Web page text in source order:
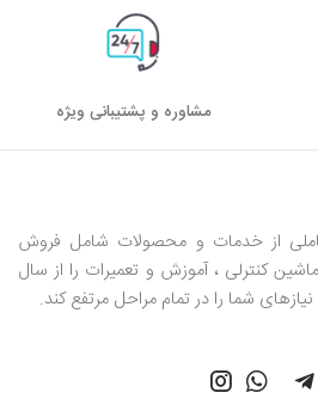
مشاوره و پشتیبانی ویژه
از خدمات و محصولات شامل فروش
کنترلی ، آموزش و تعمیرات را از سال